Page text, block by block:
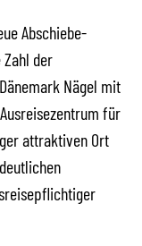
Abschiebe-
der
Nägel mit
für
attraktiven Ort